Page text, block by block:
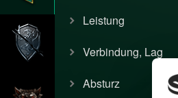
Leistung
Verbindung, Lag
Absturz